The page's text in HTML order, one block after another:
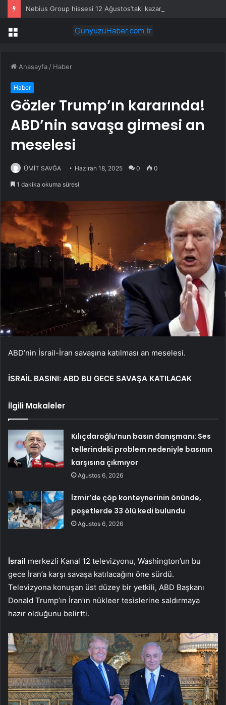
Menü
Anasayfa / Haber
Haber
Gözler Trump’ın kararında!
ABD’nin savaşa girmesi an
meselesi
ÜMİT SAVĞA Haziran 18, 2025 0 0
1 dakika okuma süresi
ABD’nin İsrail-İran savaşına katılması an meselesi.
İSRAİL BASINI: ABD BU GECE SAVAŞA KATILACAK
İlgili Makaleler
Kılıçdaroğlu’nun basın danışmanı: Ses
tellerindeki problem nedeniyle basının
karşısına çıkmıyor
Ağustos 6, 2026
İzmir’de çöp konteynerinin önünde,
poşetlerde 33 ölü kedi bulundu
Ağustos 6, 2026
İsrail merkezli Kanal 12 televizyonu, Washington’un bu
gece İran’a karşı savaşa katılacağını öne sürdü.
Televizyona konuşan üst düzey bir yetkili, ABD Başkanı
Donald Trump’ın İran’ın nükleer tesislerine saldırmaya
hazır olduğunu belirtti.